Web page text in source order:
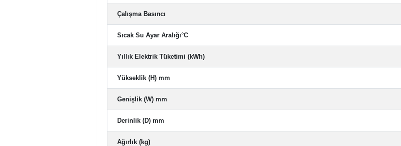
Çalışma Basıncı
Sıcak Su Ayar Aralığı°C
Yıllık Elektrik Tüketimi (kWh)
Yükseklik (H) mm
Genişlik (W) mm
Derinlik (D) mm
Ağırlık (kg)